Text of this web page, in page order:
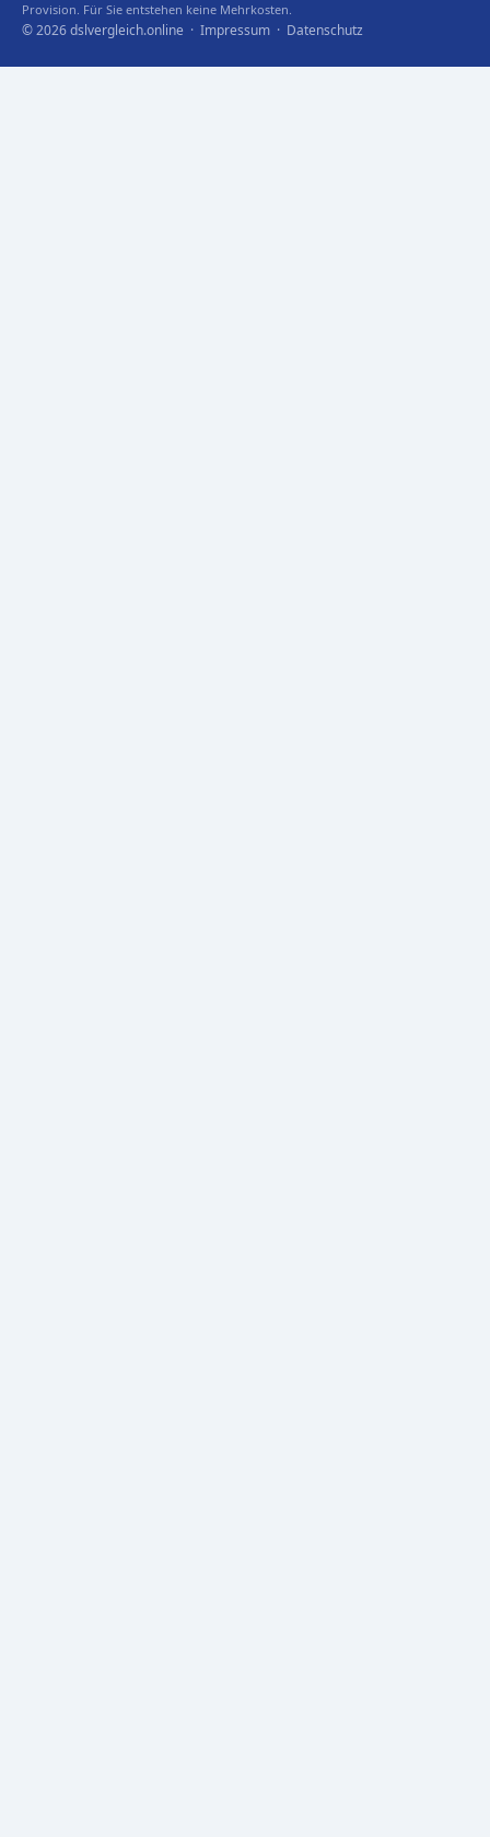
Provision. Für Sie entstehen keine Mehrkosten.
© 2026 dslvergleich.online · Impressum · Datenschutz